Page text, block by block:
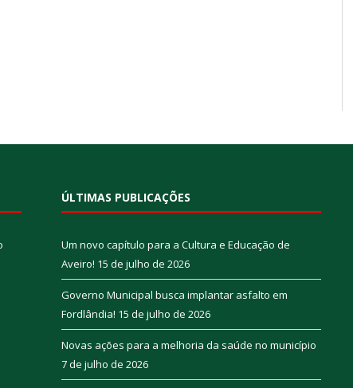
ÚLTIMAS PUBLICAÇÕES
Um novo capítulo para a Cultura e Educação de
Aveiro! 15 de julho de 2026
Governo Municipal busca implantar asfalto em
Fordlândia! 15 de julho de 2026
Novas ações para a melhoria da saúde no município
7 de julho de 2026